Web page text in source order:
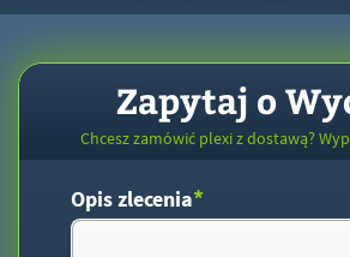
Zapytaj o
Chcesz zamówić plexi z dostawą?
Opis zlecenia*